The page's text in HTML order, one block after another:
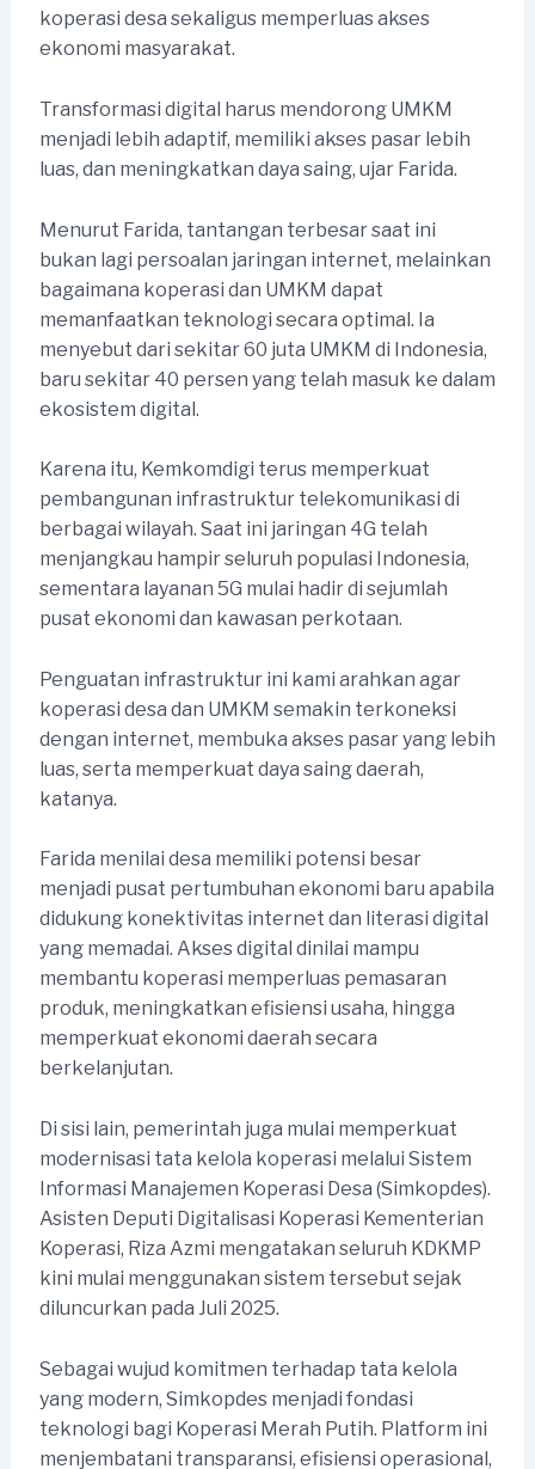
koperasi desa sekaligus memperluas akses
ekonomi masyarakat.
Transformasi digital harus mendorong UMKM
menjadi lebih adaptif, memiliki akses pasar lebih
luas, dan meningkatkan daya saing, ujar Farida.
Menurut Farida, tantangan terbesar saat ini
bukan lagi persoalan jaringan internet, melainkan
bagaimana koperasi dan UMKM dapat
memanfaatkan teknologi secara optimal. Ia
menyebut dari sekitar 60 juta UMKM di Indonesia,
baru sekitar 40 persen yang telah masuk ke dalam
ekosistem digital.
Karena itu, Kemkomdigi terus memperkuat
pembangunan infrastruktur telekomunikasi di
berbagai wilayah. Saat ini jaringan 4G telah
menjangkau hampir seluruh populasi Indonesia,
sementara layanan 5G mulai hadir di sejumlah
pusat ekonomi dan kawasan perkotaan.
Penguatan infrastruktur ini kami arahkan agar
koperasi desa dan UMKM semakin terkoneksi
dengan internet, membuka akses pasar yang lebih
luas, serta memperkuat daya saing daerah,
katanya.
Farida menilai desa memiliki potensi besar
menjadi pusat pertumbuhan ekonomi baru apabila
didukung konektivitas internet dan literasi digital
yang memadai. Akses digital dinilai mampu
membantu koperasi memperluas pemasaran
produk, meningkatkan efisiensi usaha, hingga
memperkuat ekonomi daerah secara
berkelanjutan.
Di sisi lain, pemerintah juga mulai memperkuat
modernisasi tata kelola koperasi melalui Sistem
Informasi Manajemen Koperasi Desa (Simkopdes).
Asisten Deputi Digitalisasi Koperasi Kementerian
Koperasi, Riza Azmi mengatakan seluruh KDKMP
kini mulai menggunakan sistem tersebut sejak
diluncurkan pada Juli 2025.
Sebagai wujud komitmen terhadap tata kelola
yang modern, Simkopdes menjadi fondasi
teknologi bagi Koperasi Merah Putih. Platform ini
menjembatani transparansi, efisiensi operasional,